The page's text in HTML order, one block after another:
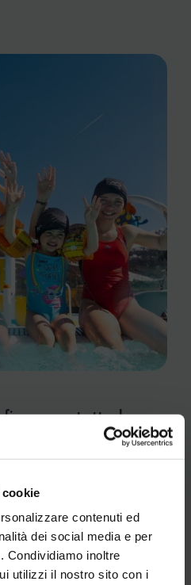
contenuti ed
dei social media e per
Condividiamo inoltre
utilizzi il nostro sito con i
fine, per tutta la
Sicurezza, colori e
per chi viaggia con i
insieme a loro.